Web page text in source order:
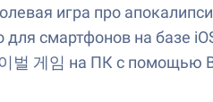
игра про
смартфонов на базе
벌 게임 на ПК с помощью